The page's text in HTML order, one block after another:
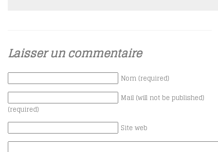
Laisser un commentaire
Nom (required)
Mail (will not be published)
(required)
Site web